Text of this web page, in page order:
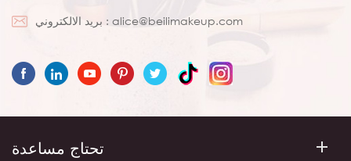
بريد الالكتروني : alice@beilimakeup.com
تحتاج مساعدة